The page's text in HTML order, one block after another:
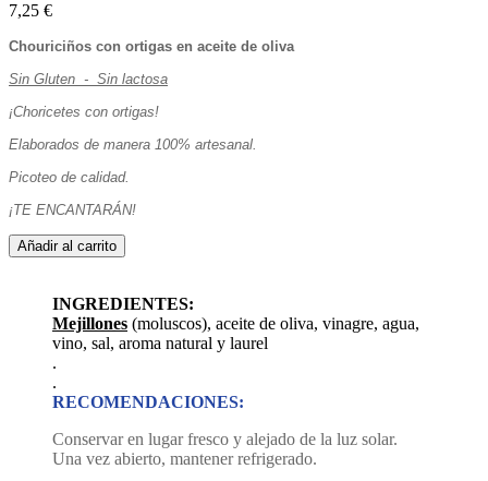
7,25 €
Chouriciños con ortigas en aceite de oliva
Sin Gluten - Sin lactosa
¡Choricetes con ortigas!
Elaborados de manera 100% artesanal.
Picoteo de calidad.
¡TE ENCANTARÁN!
Añadir al carrito
INGREDIENTES:
Mejillones (moluscos), aceite de oliva, vinagre, agua,
vino, sal, aroma natural y laurel
.
.
RECOMENDACIONES:
Conservar en lugar fresco y alejado de la luz solar.
Una vez abierto, mantener refrigerado.